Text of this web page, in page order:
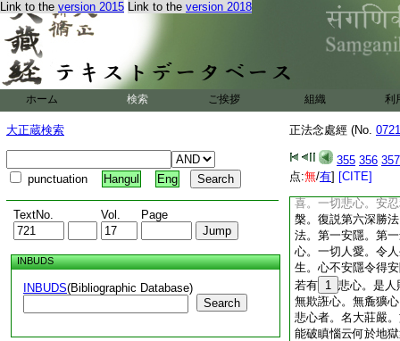
Link to the version 2015 Link to the version 2018
ホーム 検索 ご挨拶 組織 利
大正蔵検索
punctuation Hangul Eng
TextNo. Vol. Page
INBUDS
INBUDS(Bibliographic Database)
Search
正法念處經 (No.
355 356 357
点:無/有] [CITE]
以善聞善見 無量
以法調伏心 如馬
如是第一深厚福田
益天衆。説如是法
諸天。時諸天衆既
心聽其所説。作如
非不相應。與兜率
異無別。思惟此法
一善法。第一安隱
得寂滅
爾時孔雀王聞兜率
喜。一切悲心。安
槃。復説第六深勝
法。第一安隱。第
心。一切人愛。令
生。心不安隱令得
若有 1 悲心。是人
無欺誑心。無麁獷
悲心者。名大莊嚴
能破瞋惱云何於地